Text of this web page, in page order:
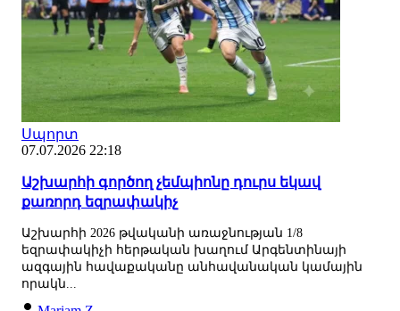
Սպորտ
07.07.2026 22:18
Աշխարհի գործող չեմպիոնը դուրս եկավ
քառորդ եզրափակիչ
Աշխարհի 2026 թվականի առաջնության 1/8
եզրափակիչի հերթական խաղում Արգենտինայի
ազգային հավաքականը անհավանական կամային
որակն...